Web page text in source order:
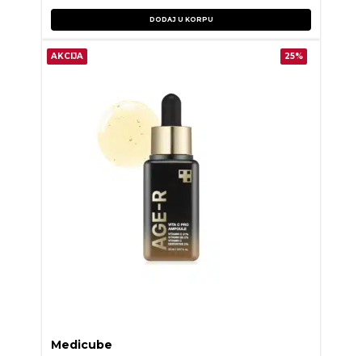
DODAJ U KORPU
AKCIJA 25%
Medicube